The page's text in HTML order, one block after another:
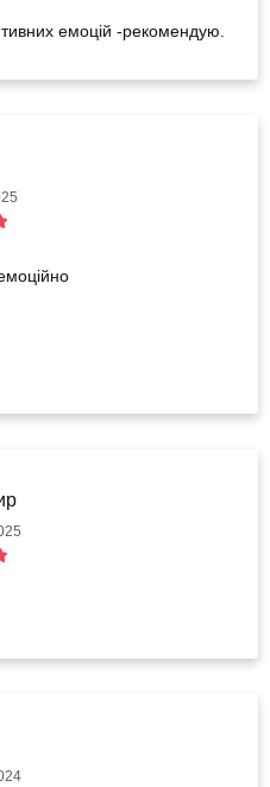
емоцій -рекомендую.